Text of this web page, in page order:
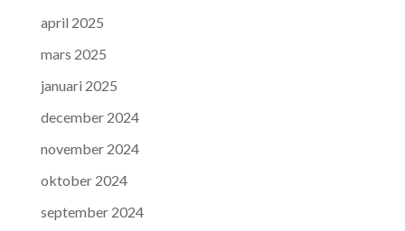
april 2025
mars 2025
januari 2025
december 2024
november 2024
oktober 2024
september 2024